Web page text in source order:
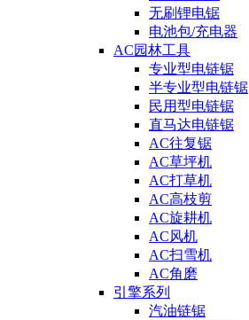
无刷锂电锯
电池包/充电器
AC园林工具
专业型电链锯
半专业型电链锯
民用型电链锯
直马达电链锯
AC往复锯
AC草坪机
AC打草机
AC高枝剪
AC旋耕机
AC风机
AC扫雪机
AC角磨
引擎系列
汽油链锯